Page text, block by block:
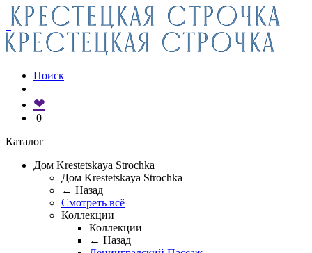
Поиск
❤
0
Каталог
Дом Krestetskaya Strochka
Дом Krestetskaya Strochka
← Назад
Смотреть всё
Коллекции
Коллекции
← Назад